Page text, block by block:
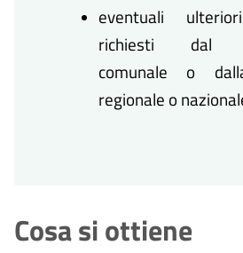
eventuali
richiesti dal
comunale o
regionale o
Cosa si ottiene